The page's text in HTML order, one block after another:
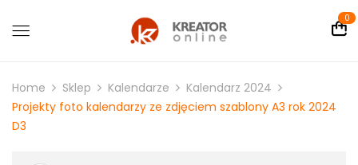
0
Home Sklep Kalendarze
Kalendarz 2024
Projekty foto kalendarzy ze zdjęciem szablony A3 rok 2024
D3